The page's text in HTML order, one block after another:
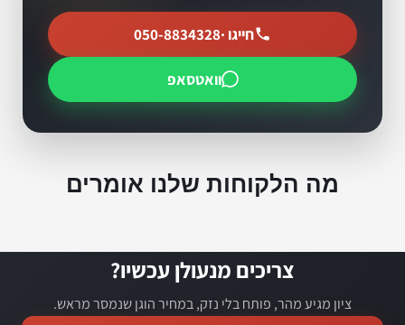
חייגו ·050-8834328
וואטסאפ
מה הלקוחות שלנו אומרים
צריכים מנעולן עכשיו?
ציון מגיע מהר, פותח בלי נזק, במחיר הוגן שנמסר מראש.